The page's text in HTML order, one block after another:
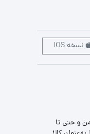
نسخه IOS
و حتی تا